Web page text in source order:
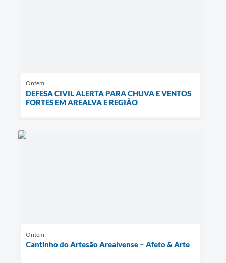
Ontem
DEFESA CIVIL ALERTA PARA CHUVA E VENTOS
FORTES EM AREALVA E REGIÃO
Ontem
Cantinho do Artesão Arealvense – Afeto & Arte